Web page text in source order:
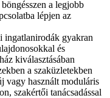
a legjobb
lépjen az
ingatlanirodák gyakran
és
kiválasztásában
a szaküzletekben
vagy használt moduláris
szakértői tanácsadással